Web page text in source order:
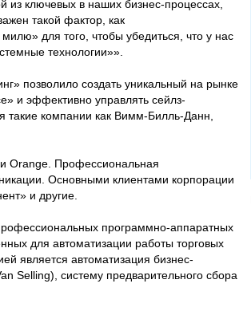
ключевых в наших бизнес-процессах,
такой фактор, как
для того, чтобы убедиться, что у нас
технологии»».
позволило создать уникальный на рынке
и эффективно управлять сейлз-
такие компании как Вимм-Билль-Данн,
Orange. Профессиональная
Основными клиентами корпорации
и другие.
программно-аппаратных
для автоматизации работы торговых
является автоматизация бизнес-
Selling), систему предварительного сбора